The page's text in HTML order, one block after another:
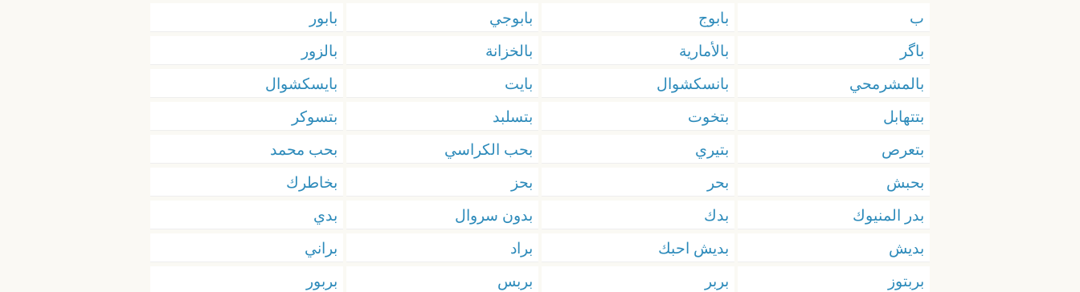
ب بابوج بابوجي
بابور
باگر
بالأمارية بالخزانة
بالزور
بالمشرمحي
بانسكشوال بايت
بايسكشوال
بتتهابل
بتخوت بتسلبد
بتسوكر
بتعرص
بتيري بحب الكراسي
بحب محمد
بحبش
بحر بحز
بخاطرك
بدر المنيوك
بدك بدون سروال
بدي
بديش
بديش احبك براد
براني
بربتوز
بربر بربس
بربور